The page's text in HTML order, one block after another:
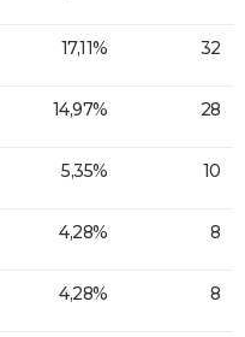
17,11% 32
14,97% 28
5,35% 10
4,28% 8
4,28% 8